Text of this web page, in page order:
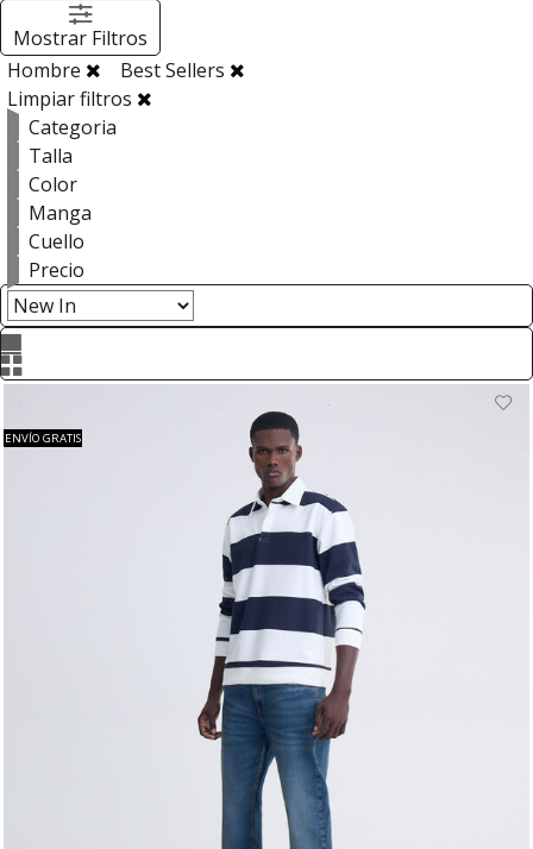
Mostrar Filtros
Hombre
Best Sellers
Limpiar filtros
Categoria
Talla
Color
Manga
Cuello
Precio
ENVÍO GRATIS